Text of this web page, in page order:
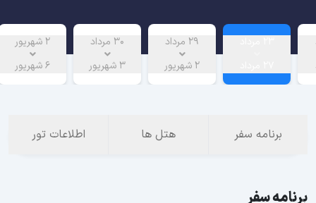
29 مرداد
2 شهریور
30 مرداد
3 شهریور
2 شهریور
6 شهریور
برنامه سفر هتل ها اطلاعات تور
برنامه سفر